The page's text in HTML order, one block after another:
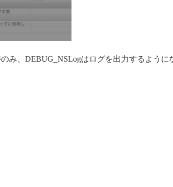
み、DEBUG_NSLogはログを出力するように